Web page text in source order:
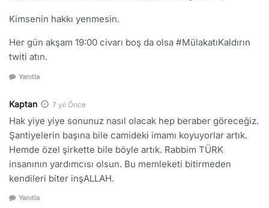
Kimsenin hakkı yenmesin.
Her gün akşam 19:00 civarı boş da olsa #MülakatıKaldırın
twiti atın.
Yanıtla
Kaptan 7 yıl Önce
Hak yiye yiye sonunuz nasıl olacak hep beraber göreceğiz.
Şantiyelerin başına bile camideki imamı koyuyorlar artık.
Hemde özel şirkette bile böyle artık. Rabbim TÜRK
insanının yardımcısı olsun. Bu memleketi bitirmeden
kendileri biter inşALLAH.
Yanıtla